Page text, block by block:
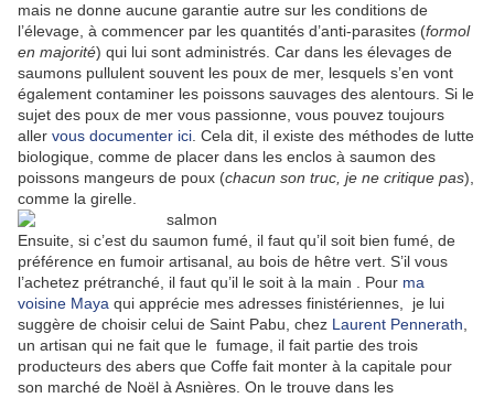
mais ne donne aucune garantie autre sur les conditions de
l’élevage, à commencer par les quantités d’anti-parasites (formol
en majorité) qui lui sont administrés. Car dans les élevages de
saumons pullulent souvent les poux de mer, lesquels s’en vont
également contaminer les poissons sauvages des alentours. Si le
sujet des poux de mer vous passionne, vous pouvez toujours
aller vous documenter ici . Cela dit, il existe des méthodes de lutte
biologique, comme de placer dans les enclos à saumon des
poissons mangeurs de poux (chacun son truc, je ne critique pas),
comme la girelle.
Ensuite, si c’est du saumon fumé, il faut qu’il soit bien fumé, de
préférence en fumoir artisanal, au bois de hêtre vert. S’il vous
l’achetez prétranché, il faut qu’il le soit à la main . Pour ma
voisine Maya qui apprécie mes adresses finistériennes, je lui
suggère de choisir celui de Saint Pabu, chez Laurent Pennerath
un artisan qui ne fait que le fumage, il fait partie des trois
producteurs des abers que Coffe fait monter à la capitale pour
son marché de Noël à Asnières. On le trouve dans les